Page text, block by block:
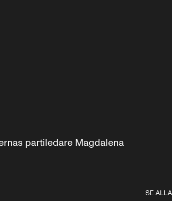
partiledare Magdalena
SE ALLA